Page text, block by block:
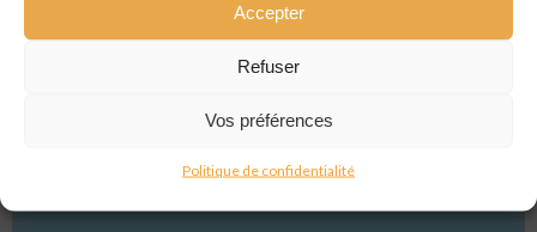
Accepter
Refuser
Vos préférences
Politique de confidentialité